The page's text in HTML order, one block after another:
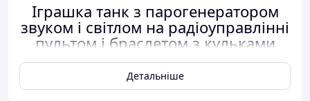
Іграшка танк з парогенератором
звуком і світлом на радіоуправлінні
пультом і браслетом з кульками
орбіз, іграшка танковий бій
Детальніше